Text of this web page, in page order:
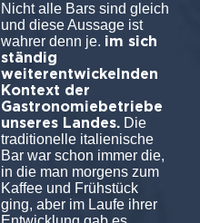
Nicht alle Bars sind gleich
und diese Aussage ist
wahrer denn je. im sich
ständig
weiterentwickelnden
Kontext der
Gastronomiebetriebe
unseres Landes.Die
traditionelle italienische
Bar war schon immer die,
in die man morgens zum
Kaffee und Frühstück
ging, aber im Laufe ihrer